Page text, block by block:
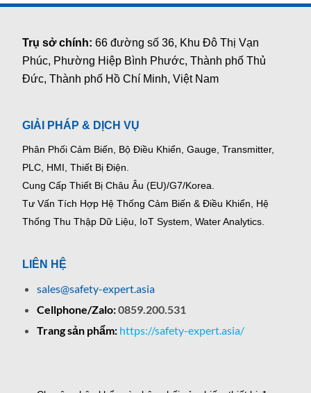
Trụ sở chính:66 đường số 36, Khu Đô Thị Vạn
Phúc, Phường Hiệp Bình Phước, Thành phố Thủ
Đức, Thành phố Hồ Chí Minh, Việt Nam
GIẢI PHÁP & DỊCH VỤ
Phân Phối Cảm Biến, Bộ Điều Khiển, Gauge, Transmitter,
PLC, HMI, Thiết Bị Điện.
Cung Cấp Thiết Bị Châu Âu (EU)/G7/Korea.
Tư Vấn Tích Hợp Hệ Thống Cảm Biến & Điều Khiển, Hệ
Thống Thu Thập Dữ Liệu, IoT System, Water Analytics.
LIÊN HỆ
sales@safety-expert.asia
Cellphone/Zalo:0859.200.531
Trang sản phẩm: https://safety-expert.asia/